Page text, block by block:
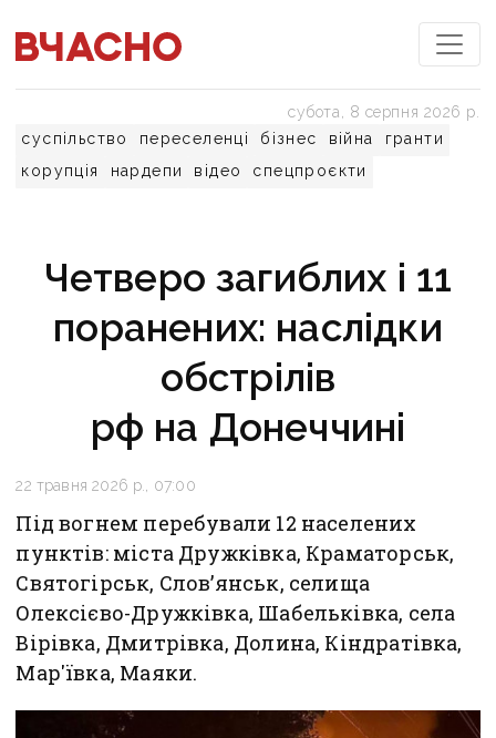
суспільство переселенці бізнес війна
гранти
корупція
нардепи відео спецпроєкти
субота, 8 серпня 2026 р.
Четверо загиблих і 11
поранених: наслідки
обстрілів
рф на Донеччині
22 травня 2026 р., 07:00
Під вогнем перебували 12 населених
пунктів: міста Дружківка, Краматорськ,
Святогірськ, Слов’янськ, селища
Олексієво-Дружківка, Шабельківка, села
Вірівка, Дмитрівка, Долина, Кіндратівка,
Мар'ївка, Маяки.